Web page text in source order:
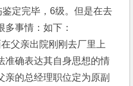
定完毕，6级。但是在去
事情：如下：
父亲出院刚刚去厂里上
准确表达其自身思想的情
亲的总经理职位定为原副